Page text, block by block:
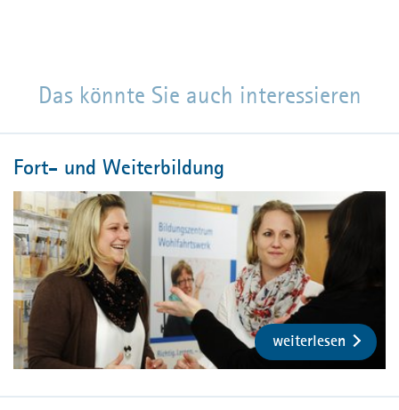
Das könnte Sie auch interessieren
Fort- und Weiterbildung
weiterlesen